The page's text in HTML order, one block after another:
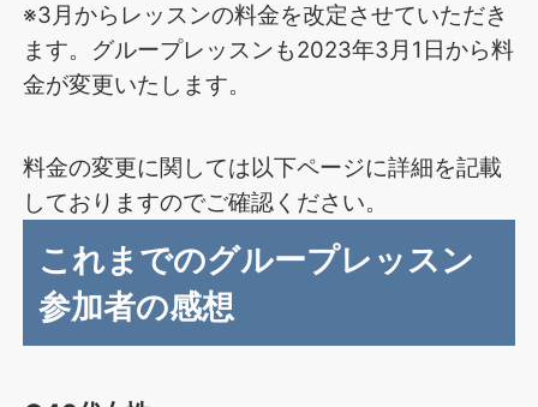
※3月からレッスンの料金を改定させていただき
ます。グループレッスンも2023年3月1日から料
金が変更いたします。
料金の変更に関しては以下ページに詳細を記載
しておりますのでご確認ください。
これまでのグループレッスン
参加者の感想